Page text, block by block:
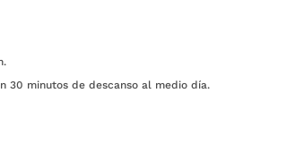
minutos de descanso al medio día.